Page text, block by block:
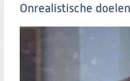
Onrealistische doelen